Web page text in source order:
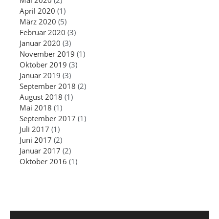
April 2020 (1)
März 2020 (5)
Februar 2020 (3)
Januar 2020 (3)
November 2019 (1)
Oktober 2019 (3)
Januar 2019 (3)
September 2018 (2)
August 2018 (1)
Mai 2018 (1)
September 2017 (1)
Juli 2017 (1)
Juni 2017 (2)
Januar 2017 (2)
Oktober 2016 (1)